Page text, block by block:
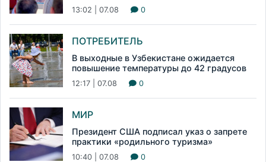
13:02 | 07.08 0
ПОТРЕБИТЕЛЬ
В выходные в Узбекистане ожидается
повышение температуры до 42 градусов
12:17 | 07.08 0
МИР
Президент США подписал указ о запрете
практики «родильного туризма»
10:40 | 07.08 0